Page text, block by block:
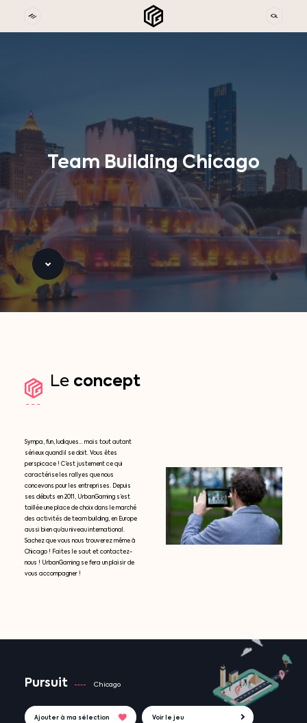
TeamBuildingChicago
Le concept
Sympa, fun, ludiques… mais tout autant
sérieux quand il se doit. Vous êtes
perspicace ! C’est justement ce qui
caractérise les rallyes que nous
concevons pour les entreprises. Depuis
ses débuts en 2011, UrbanGaming s’est
taillée une place de choix dans le marché
des activités de team building, en Europe
aussi bien qu’au niveau international.
Sachez que vous nous trouverez même à
Chicago ! Faites le saut et contactez-
nous ! UrbanGaming se fera un plaisir de
vous accompagner !
Pursuit Chicago
Ajouter à ma sélection Voir le jeu